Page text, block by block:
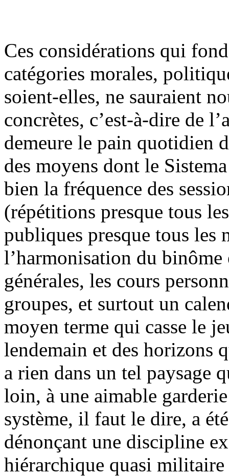
Ces considérations qui
catégories morales,
soient-elles, ne sauraient
concrètes, c’est-à-dire de
demeure le pain quotidien
des moyens dont le
bien la fréquence des
(répétitions presque tous
publiques presque tous
l’harmonisation du
générales, les cours
groupes, et surtout un
moyen terme qui casse le
lendemain et des horizons
a rien dans un tel paysage
loin, à une aimable
système, il faut le dire, a
dénonçant une discipline
hiérarchique quasi militaire